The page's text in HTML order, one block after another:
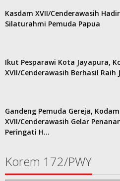
Kasdam XVII/Cenderawasih
Silaturahmi Pemuda Papua
Ikut Pesparawi Kota Jayapura,
XVII/Cenderawasih Berhasil Raih
Gandeng Pemuda Gereja, Kodam
XVII/Cenderawasih Gelar
Peringati H…
Korem 172/PWY